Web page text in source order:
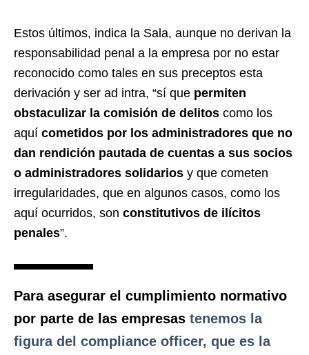
Estos últimos, indica la Sala, aunque no derivan la
responsabilidad penal a la empresa por no estar
reconocido como tales en sus preceptos esta
derivación y ser ad intra, “sí que permiten
obstaculizar la comisión de delitos como los
aquí cometidos por los administradores que no
dan rendición pautada de cuentas a sus socios
o administradores solidarios y que cometen
irregularidades, que en algunos casos, como los
aquí ocurridos, son constitutivos de ilícitos
penales”.
Para asegurar el cumplimiento normativo
por parte de las empresas tenemos la
figura del compliance officer, que es la